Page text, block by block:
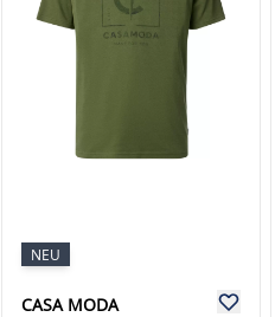
NEU
CASA MODA